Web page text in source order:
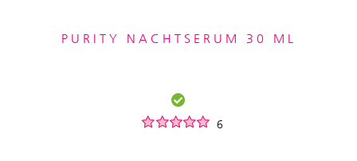
PURITY NACHTSERUM 30 ML
6